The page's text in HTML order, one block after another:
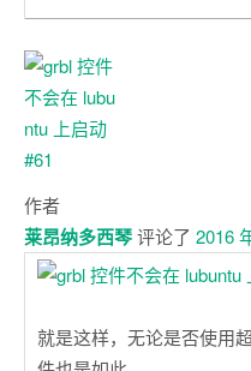
作者
莱昂纳多西琴评论了 2016
就是这样，无论是否使用